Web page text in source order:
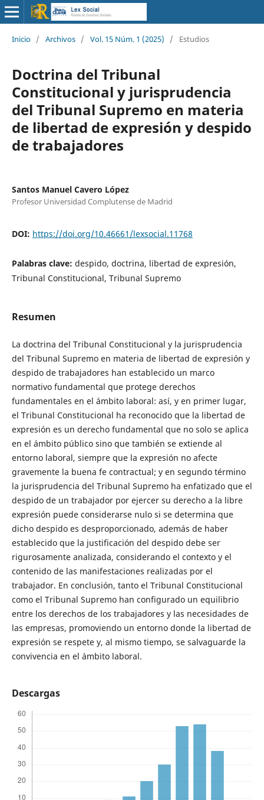
Inicio / Archivos / Vol. 15 Núm. 1 (2025) / Estudios
Doctrina del Tribunal
Constitucional y jurisprudencia
del Tribunal Supremo en materia
de libertad de expresión y despido
de trabajadores
Santos Manuel Cavero López
Profesor Universidad Complutense de Madrid
DOI: https://doi.org/10.46661/lexsocial.11768
Palabras clave: despido, doctrina, libertad de expresión,
Tribunal Constitucional, Tribunal Supremo
Resumen
La doctrina del Tribunal Constitucional y la jurisprudencia
del Tribunal Supremo en materia de libertad de expresión y
despido de trabajadores han establecido un marco
normativo fundamental que protege derechos
fundamentales en el ámbito laboral: así, y en primer lugar,
el Tribunal Constitucional ha reconocido que la libertad de
expresión es un derecho fundamental que no solo se aplica
en el ámbito público sino que también se extiende al
entorno laboral, siempre que la expresión no afecte
gravemente la buena fe contractual; y en segundo término
la jurisprudencia del Tribunal Supremo ha enfatizado que el
despido de un trabajador por ejercer su derecho a la libre
expresión puede considerarse nulo si se determina que
dicho despido es desproporcionado, además de haber
establecido que la justificación del despido debe ser
rigurosamente analizada, considerando el contexto y el
contenido de las manifestaciones realizadas por el
trabajador. En conclusión, tanto el Tribunal Constitucional
como el Tribunal Supremo han configurado un equilibrio
entre los derechos de los trabajadores y las necesidades de
las empresas, promoviendo un entorno donde la libertad de
expresión se respete y, al mismo tiempo, se salvaguarde la
convivencia en el ámbito laboral.
Descargas